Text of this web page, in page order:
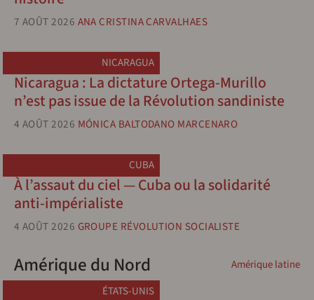
7 AOÛT 2026 ANA CRISTINA CARVALHAES
NICARAGUA
Nicaragua : La dictature Ortega-Murillo
n’est pas issue de la Révolution sandiniste
4 AOÛT 2026 MÓNICA BALTODANO MARCENARO
CUBA
À l’assaut du ciel — Cuba ou la solidarité
anti-impérialiste
4 AOÛT 2026 GROUPE RÉVOLUTION SOCIALISTE
Amérique latine
Amérique du Nord
ÉTATS-UNIS